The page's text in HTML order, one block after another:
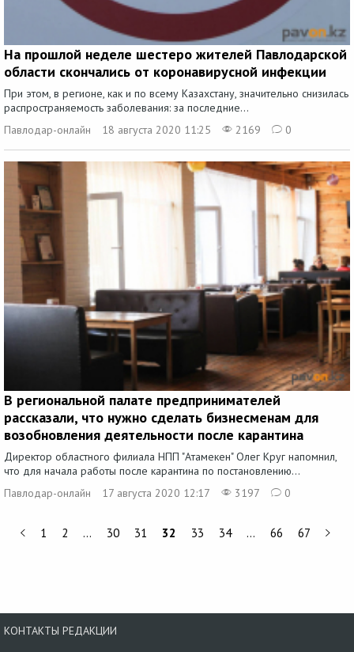
На прошлой неделе шестеро жителей Павлодарской
области скончались от коронавирусной инфекции
При этом, в регионе, как и по всему Казахстану, значительно снизилась
распространяемость заболевания: за последние...
Павлодар-онлайн
18 августа 2020 11:25 2169 0
В региональной палате предпринимателей
рассказали, что нужно сделать бизнесменам для
возобновления деятельности после карантина
Директор областного филиала НПП "Атамекен" Олег Круг напомнил,
что для начала работы после карантина по постановлению...
Павлодар-онлайн
17 августа 2020 12:17 3197 0
1 2 … 30 31 32 33 34 … 66 67
КОНТАКТЫ РЕДАКЦИИ